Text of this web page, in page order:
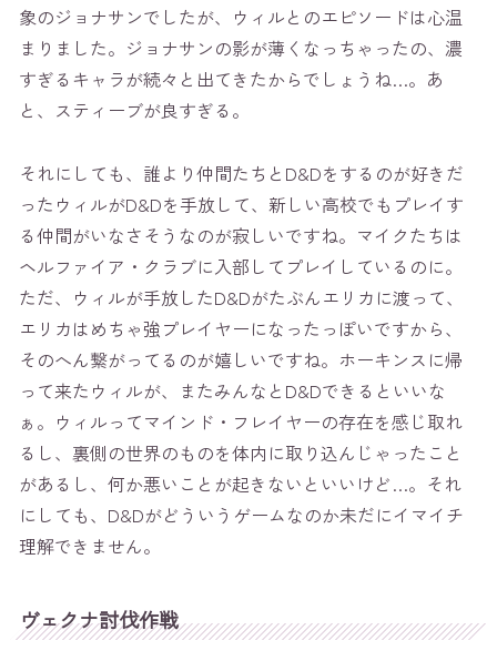
象のジョナサンでしたが、ウィルとのエピソードは心温
まりました。ジョナサンの影が薄くなっちゃったの、濃
すぎるキャラが続々と出てきたからでしょうね…。あ
と、スティーブが良すぎる。
それにしても、誰より仲間たちとD&Dをするのが好きだ
ったウィルがD&Dを手放して、新しい高校でもプレイす
る仲間がいなさそうなのが寂しいですね。マイクたちは
ヘルファイア・クラブに入部してプレイしているのに。
ただ、ウィルが手放したD&Dがたぶんエリカに渡って、
エリカはめちゃ強プレイヤーになったっぽいですから、
そのへん繋がってるのが嬉しいですね。ホーキンスに帰
って来たウィルが、またみんなとD&Dできるといいな
ぁ。ウィルってマインド・フレイヤーの存在を感じ取れ
るし、裏側の世界のものを体内に取り込んじゃったこと
があるし、何か悪いことが起きないといいけど…。それ
にしても、D&Dがどういうゲームなのか未だにイマイチ
理解できません。
ヴェクナ討伐作戦